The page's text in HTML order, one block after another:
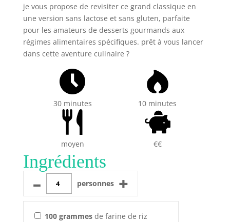
je vous propose de revisiter ce grand classique en
une version sans lactose et sans gluten, parfaite
pour les amateurs de desserts gourmands aux
régimes alimentaires spécifiques. prêt à vous lancer
dans cette aventure culinaire ?
30 minutes 10 minutes
moyen €€
Ingrédients
– personnes +
100 grammesde farine de riz